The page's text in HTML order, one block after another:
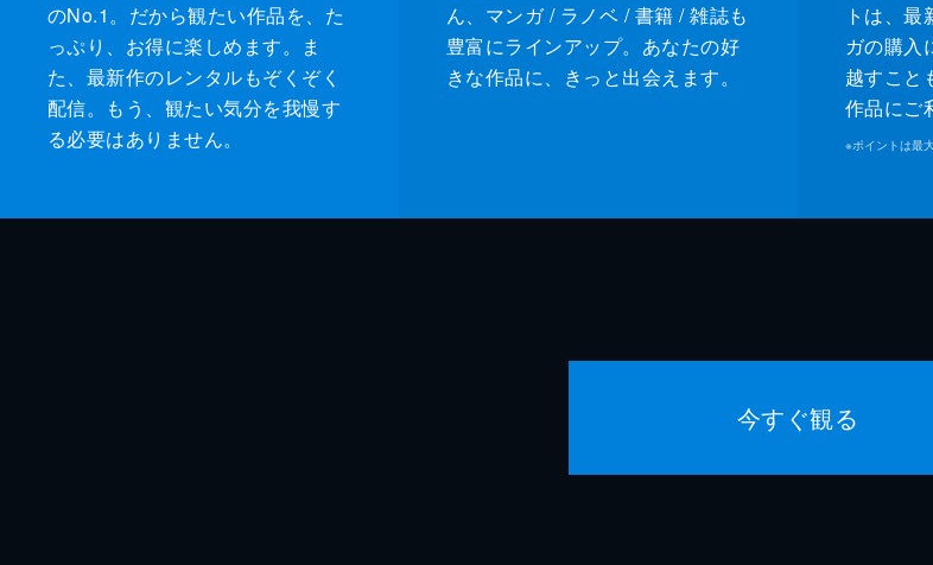
のNo.1。だから観たい作品を、た
っぷり、お得に楽しめます。ま
た、最新作のレンタルもぞくぞく
配信。もう、観たい気分を我慢す
る必要はありません。
ん、マンガ / ラノベ / 書籍 / 雑誌も
豊富にラインアップ。あなたの好
きな作品に、きっと出会えます。
トは、
ガの購入
越すこと
作品にご
※ポイントは最
今すぐ観る